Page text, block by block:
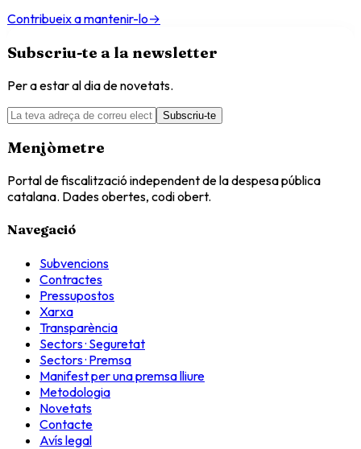
Contribueix a mantenir-lo→
Subscriu-te a la newsletter
Per a estar al dia de novetats.
Subscriu-te
Menjòmetre
Portal de fiscalització independent de la despesa pública
catalana. Dades obertes, codi obert.
Navegació
Subvencions
Contractes
Pressupostos
Xarxa
Transparència
Sectors · Seguretat
Sectors · Premsa
Manifest per una premsa lliure
Metodologia
Novetats
Contacte
Avís legal